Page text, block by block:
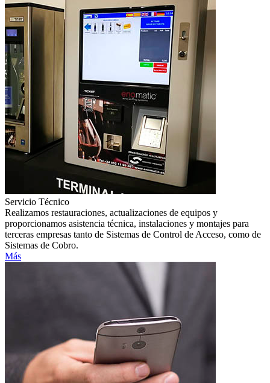
Servicio Técnico
Realizamos restauraciones, actualizaciones de equipos y
proporcionamos asistencia técnica, instalaciones y montajes para
terceras empresas tanto de Sistemas de Control de Acceso, como de
Sistemas de Cobro.
Más